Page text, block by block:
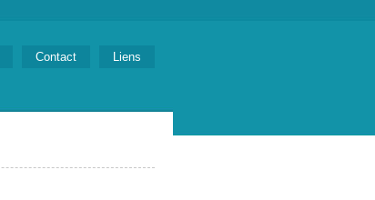
Contact Liens